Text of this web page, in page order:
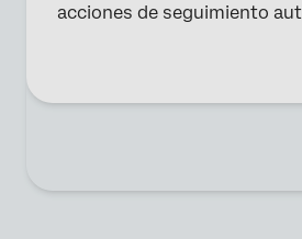
acciones de seguimiento